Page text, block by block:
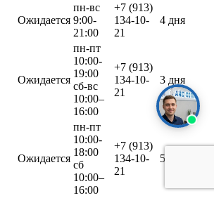
Ожидается
пн-вс
9:00-
21:00
+7 (913)
134-10-
21
4 дня
Ожидается
пн-пт
10:00-
19:00
сб-вс
10:00–
16:00
+7 (913)
134-10-
21
3 дня
Ожидается
пн-пт
10:00-
18:00
сб
10:00–
16:00
+7 (913)
134-10-
21
5 дней